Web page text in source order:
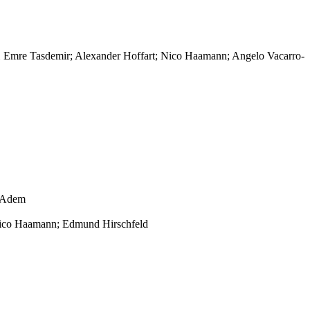
Tasdemir; Alexander Hoffart; Nico Haamann; Angelo Vacarro-
Haamann; Edmund Hirschfeld